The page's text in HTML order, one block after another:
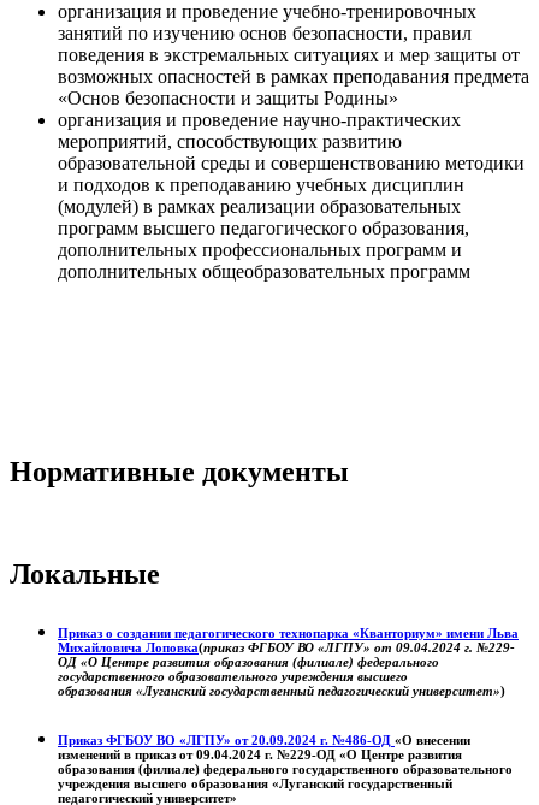
организация и проведение учебно-тренировочных
занятий по изучению основ безопасности, правил
поведения в экстремальных ситуациях и мер защиты от
возможных опасностей в рамках преподавания предмета
«Основ безопасности и защиты Родины»
организация и проведение научно-практических
мероприятий, способствующих развитию
образовательной среды и совершенствованию методики
и подходов к преподаванию учебных дисциплин
(модулей) в рамках реализации образовательных
программ высшего педагогического образования,
дополнительных профессиональных программ и
дополнительных общеобразовательных программ
Нормативные документы
Локальные
Приказ о создании педагогического технопарка «Кванториум» имени Льва
Михайловича Лоповка(приказ ФГБОУ ВО «ЛГПУ» от 09.04.2024 г. №229-
ОД «О Центре развития образования (филиале) федерального
государственного образовательного учреждения высшего
образования «Луганский государственный педагогический университет»)
Приказ ФГБОУ ВО «ЛГПУ» от 20.09.2024 г. №486-ОД «О внесении
изменений в приказ от 09.04.2024 г. №229-ОД «О Центре развития
образования (филиале) федерального государственного образовательного
учреждения высшего образования «Луганский государственный
педагогический университет»